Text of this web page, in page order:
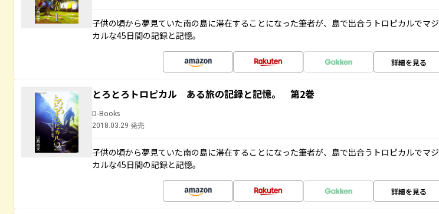
子供の頃から夢見ていた南の島に滞在することになった筆者が、島で出合うトロピカルでマジ
カルな45日間の記録と記憶。
詳細を見る
とろとろトロピカル ある旅の記録と記憶。 第2巻
D-Books
2018.03.29 発売
子供の頃から夢見ていた南の島に滞在することになった筆者が、島で出合うトロピカルでマジ
カルな45日間の記録と記憶。
詳細を見る